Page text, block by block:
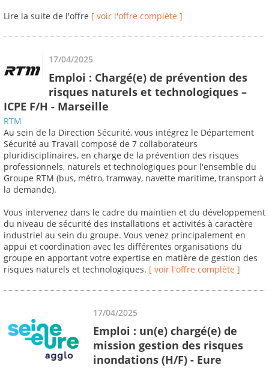
Lire la suite de l'offre [ voir l'offre complète ]
17/04/2025
Emploi : Chargé(e) de prévention des
risques naturels et technologiques –
ICPE F/H - Marseille
RTM
Au sein de la Direction Sécurité, vous intégrez le Département
Sécurité au Travail composé de 7 collaborateurs
pluridisciplinaires, en charge de la prévention des risques
professionnels, naturels et technologiques pour l'ensemble du
Groupe RTM (bus, métro, tramway, navette maritime, transport à
la demande).
Vous intervenez dans le cadre du maintien et du développement
du niveau de sécurité des installations et activités à caractère
industriel au sein du groupe. Vous venez principalement en
appui et coordination avec les différentes organisations du
groupe en apportant votre expertise en matière de gestion des
risques naturels et technologiques. [ voir l'offre complète ]
17/04/2025
Emploi : un(e) chargé(e) de
mission gestion des risques
inondations (H/F) - Eure